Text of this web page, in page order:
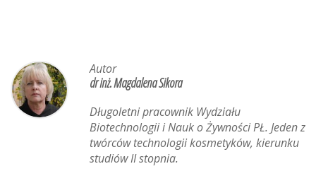
Autor
dr inż. Magdalena Sikora
Długoletni pracownik Wydziału
Biotechnologii i Nauk o Żywności PŁ. Jeden z
twórców technologii kosmetyków, kierunku
studiów II stopnia.